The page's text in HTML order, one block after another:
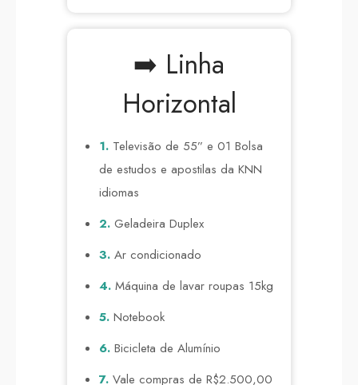
➡️ Linha
Horizontal
1. Televisão de 55” e 01 Bolsa
de estudos e apostilas da KNN
idiomas
2. Geladeira Duplex
3. Ar condicionado
4. Máquina de lavar roupas 15kg
5. Notebook
6. Bicicleta de Alumínio
7. Vale compras de R$2.500,00